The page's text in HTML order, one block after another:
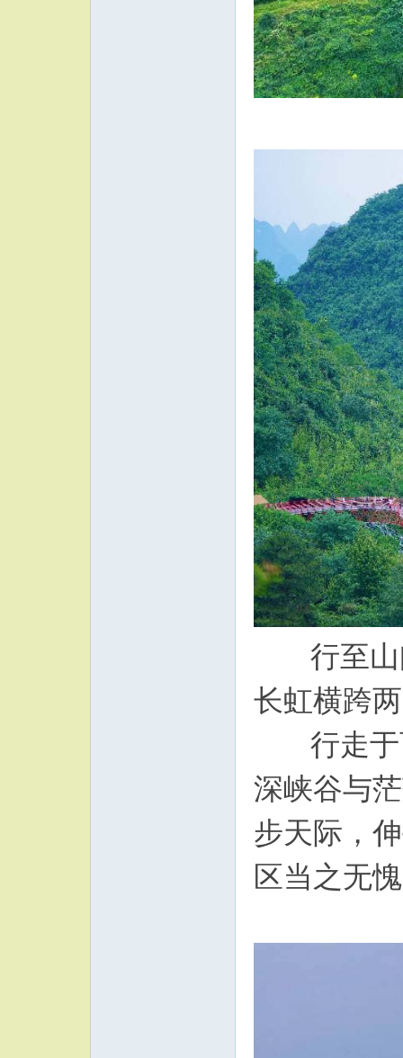
行至山
长虹横跨
行走于
深峡谷与
步天际，
区当之无